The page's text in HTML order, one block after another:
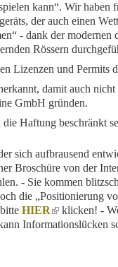
kann“. Wir haben
der auch einen
- dank der
Rössern
Lizenzen und Permits
damit auch
GmbH gründen.
Haftung beschränkt
sich aufbrausend
Broschüre von der
- Sie kommen
die „Positionierung
HIER(link is
klicken! -
Informationslücken